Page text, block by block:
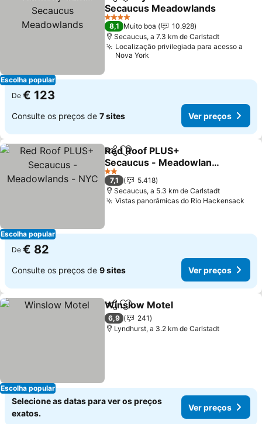
Escolha popular
Adicionar aos favoritos
Secaucus Meadowlands
4 Estrelas
8,1 Muito boa
10.928
Secaucus, a 7.3 km de Carlstadt
Localização privilegiada para acesso a
Nova York
De € 123
Consulte os preços de 7 sites Ver preços
Escolha popular
PartilharAdicionar aos favoritos
Red Roof PLUS+
Secaucus - Meadowlands
- NYC
2 Estrelas
7,1
5.418
Secaucus, a 5.3 km de Carlstadt
Vistas panorâmicas do Rio Hackensack
De € 82
Consulte os preços de 9 sites Ver preços
Escolha popular
PartilharAdicionar aos favoritos
Winslow Motel
6,9
241
Lyndhurst, a 3.2 km de Carlstadt
Selecione as datas para ver os preços
exatos.
Ver preços